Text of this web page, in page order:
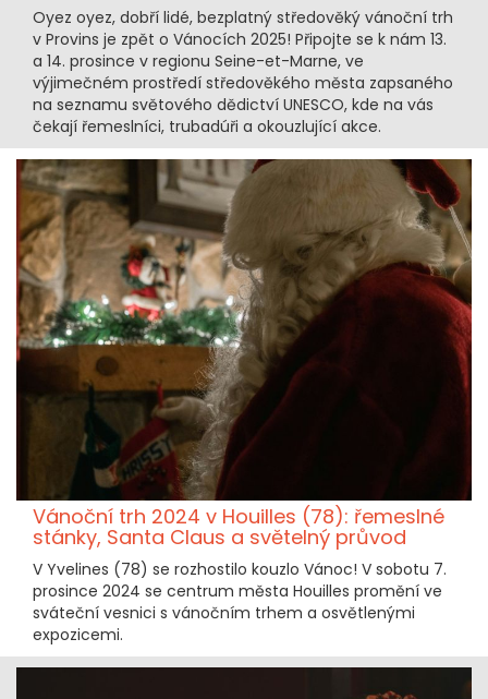
Oyez oyez, dobří lidé, bezplatný středověký vánoční trh
v Provins je zpět o Vánocích 2025! Připojte se k nám 13.
a 14. prosince v regionu Seine-et-Marne, ve
výjimečném prostředí středověkého města zapsaného
na seznamu světového dědictví UNESCO, kde na vás
čekají řemeslníci, trubadúři a okouzlující akce.
Vánoční trh 2024 v Houilles (78): řemeslné
stánky, Santa Claus a světelný průvod
V Yvelines (78) se rozhostilo kouzlo Vánoc! V sobotu 7.
prosince 2024 se centrum města Houilles promění ve
sváteční vesnici s vánočním trhem a osvětlenými
expozicemi.